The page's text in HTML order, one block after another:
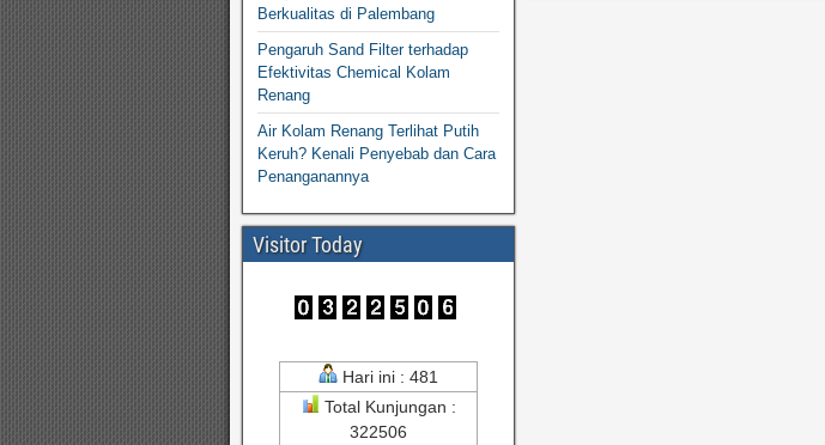
Berkualitas di Palembang
Pengaruh Sand Filter terhadap
Efektivitas Chemical Kolam
Renang
Air Kolam Renang Terlihat Putih
Keruh? Kenali Penyebab dan Cara
Penanganannya
Visitor Today
Hari ini : 481
Total Kunjungan :
322506